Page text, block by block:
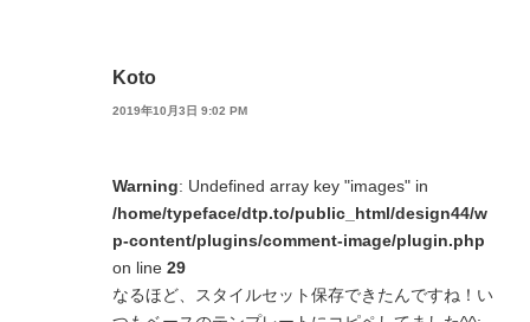
Koto
2019年10月3日 9:02 PM
Warning: Undefined array key "images" in
/home/typeface/dtp.to/public_html/design44/w
p-content/plugins/comment-image/plugin.php
on line 29
なるほど、スタイルセット保存できたんですね！い